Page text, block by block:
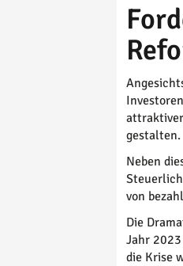
gestalten.
Neben
von
Die
Jahr
die Krise